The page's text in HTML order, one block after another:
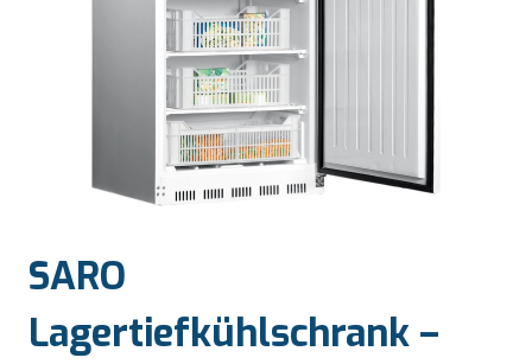
SARO
Lagertiefkühlschrank –